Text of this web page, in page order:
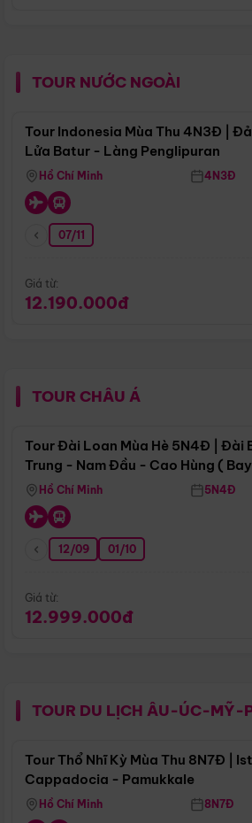
TOUR NƯỚC NGOÀI
Tour Indonesia Mùa Thu 4N3Đ |
Lửa Batur - Làng Penglipuran
Hồ Chí Minh 4N3Đ
07/11
Giá từ:
12.190.000đ
TOUR CHÂU Á
Tour Đài Loan Mùa Hè 5N4Đ | Đài
Trung - Nam Đầu - Cao Hùng (
Hồ Chí Minh 5N4Đ
12/09 01/10
Giá từ:
12.999.000đ
TOUR DU LỊCH ÂU-ÚC-MỸ-
Tour Thổ Nhĩ Kỳ Mùa Thu 8N7Đ |
Cappadocia - Pamukkale
Hồ Chí Minh 8N7Đ